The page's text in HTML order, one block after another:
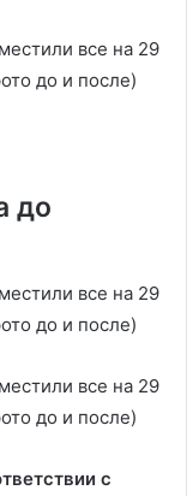
до
с